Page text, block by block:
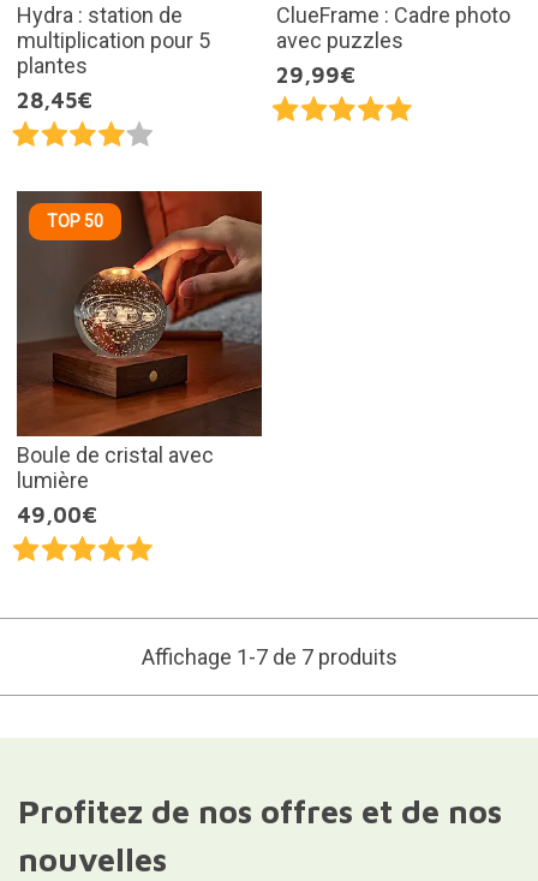
Hydra : station de
multiplication pour 5
plantes
28,45€
ClueFrame : Cadre photo
avec puzzles
29,99€
TOP 50
Boule de cristal avec
lumière
49,00€
Affichage 1-7 de 7 produits
Profitez de nos offres et de nos
nouvelles